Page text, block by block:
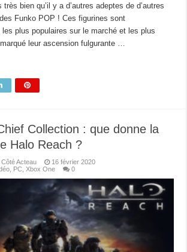
bien qu’il y a d’autres adeptes de d’autres
Funko POP ! Ces figurines sont
les plus populaires sur le marché et les plus
leur ascension fulgurante …
Collection : que donne la
Halo Reach ?
Acteau
16 février 2020
PC ,Xbox One 0